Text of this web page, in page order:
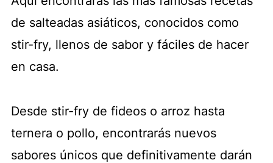
de salteadas asiáticos, conocidos como
stir-fry, llenos de sabor y fáciles de hacer
en casa.
Desde stir-fry de fideos o arroz hasta
ternera o pollo, encontrarás nuevos
sabores únicos que definitivamente darán